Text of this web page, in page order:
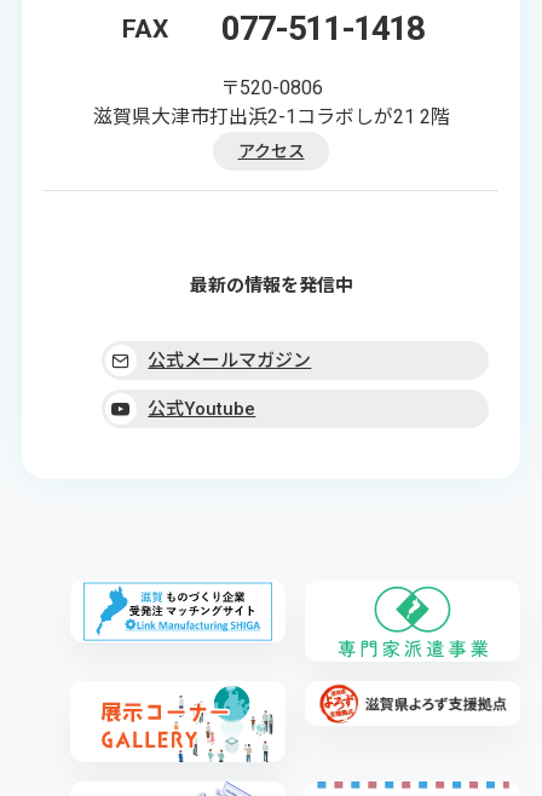
FAX 077-511-1418
〒520-0806
滋賀県大津市打出浜2-1コラボしが21 2階
アクセス
最新の情報を発信中
公式メールマガジン
公式Youtube